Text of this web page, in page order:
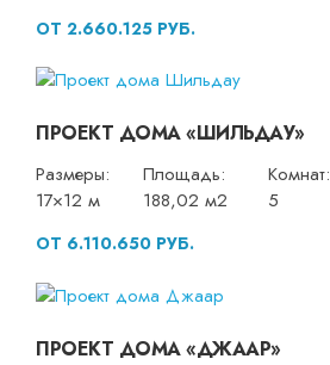
ОТ 2.660.125 РУБ.
ПРОЕКТ ДОМА «ШИЛЬДАУ»
Размеры:
17×12 м
Площадь:
188,02 м2
Комнат:
5
ОТ 6.110.650 РУБ.
ПРОЕКТ ДОМА «ДЖААР»